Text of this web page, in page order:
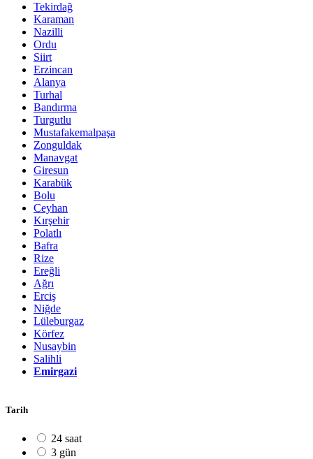
Tekirdağ
Karaman
Nazilli
Ordu
Siirt
Erzincan
Alanya
Turhal
Bandırma
Turgutlu
Mustafakemalpaşa
Zonguldak
Manavgat
Giresun
Karabük
Bolu
Ceyhan
Kırşehir
Polatlı
Bafra
Rize
Ereğli
Ağrı
Erciş
Niğde
Lüleburgaz
Körfez
Nusaybin
Salihli
Emirgazi
Tarih
24 saat
3 gün